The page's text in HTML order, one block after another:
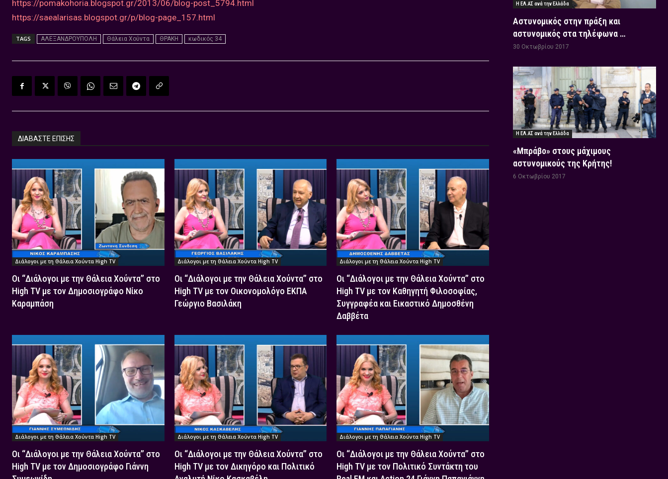
https://pomakohoria.blogspot.gr/2013/06/blog-post_5794.html
https://saealarisas.blogspot.gr/p/blog-page_157.html
TAGS ΑΛΕΞΑΝΔΡΟΥΠΟΛΗ Θάλεια Χούντα ΘΡΑΚΗ κωδικός 34
ΔΙΑΒΑΣΤΕ ΕΠΙΣΗΣ
Διάλογοι με τη Θάλεια Χούντα High TV
Οι “Διάλογοι με την Θάλεια Χούντα” στο
High TV με τον Δημοσιογράφο Νίκο
Καραμπάση
Διάλογοι με τη Θάλεια Χούντα High TV
Οι “Διάλογοι με την Θάλεια Χούντα” στο
High TV με τον Οικονομολόγο ΕΚΠΑ
Γεώργιο Βασιλάκη
Διάλογοι με τη Θάλεια Χούντα High TV
Οι “Διάλογοι με την Θάλεια Χούντα” στο
High TV με τον Καθηγητή Φιλοσοφίας,
Συγγραφέα και Εικαστικό Δημοσθένη
Δαββέτα
Διάλογοι με τη Θάλεια Χούντα High TV
Οι “Διάλογοι με την Θάλεια Χούντα” στο
High TV με τον Δημοσιογράφο Γιάννη
Διάλογοι με τη Θάλεια Χούντα High TV
Οι “Διάλογοι με την Θάλεια Χούντα” στο
High TV με τον Δικηγόρο και Πολιτικό
Διάλογοι με τη Θάλεια Χούντα High TV
Οι “Διάλογοι με την Θάλεια Χούντα” στο
High TV με τον Πολιτικό Συντάκτη του
Η ΕΛ.ΑΣ ανά την Ελλάδα
Αστυνομικός στην πράξη και
αστυνομικός στα τηλέφωνα …
30 Οκτωβρίου 2017
Η ΕΛ.ΑΣ ανά την Ελλάδα
«Μπράβο» στους μάχιμους
αστυνομικούς της Κρήτης!
6 Οκτωβρίου 2017